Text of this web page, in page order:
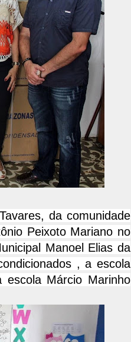
da comunidade
Peixoto Mariano no
Manoel Elias da
, a escola
Márcio Marinho